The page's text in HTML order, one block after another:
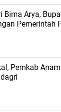
Bima Arya,
Pemerintah
Pemkab